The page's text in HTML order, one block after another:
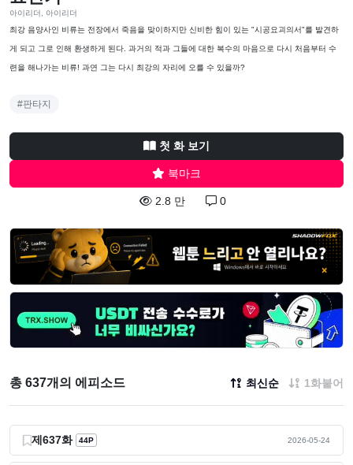
아이리더, 아이리더
최강 음양사인 비류는 전장에서 죽음을 맞이하지만 신비한 힘이 있는 "시공요괴의서"를 발견하
게 되고 그로 인해 환생하게 된다. 과거의 적과 그들에 대한 복수의 마음으로 다시 처음부터 수
련을 해나가는 비류! 과연 그는 다시 최강의 자리에 오를 수 있을까?
#판타지
첫 화 보기
북마크
2.8 만 0
총 637개의 에피소드 최신순 1화붙어
제637화 44P 2026-05-24